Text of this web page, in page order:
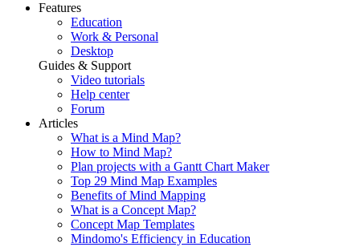
Features
Education
Work & Personal
Desktop
Guides & Support
Video tutorials
Help center
Forum
Articles
What is a Mind Map?
How to Mind Map?
Plan projects with a Gantt Chart Maker
Top 29 Mind Map Examples
Benefits of Mind Mapping
What is a Concept Map?
Concept Map Templates
Mindomo's Efficiency in Education